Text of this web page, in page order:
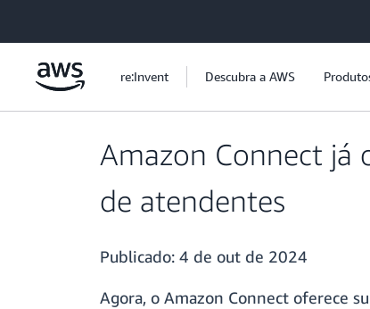
re:Invent Descubra a AWS
Amazon Connect já
de atendentes
Publicado: 4 de out de 2024
Agora, o Amazon Connect oferece